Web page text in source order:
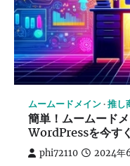
ムームードメイン 推し
簡単！ムームード
WordPressを今す
phi72110 2024年